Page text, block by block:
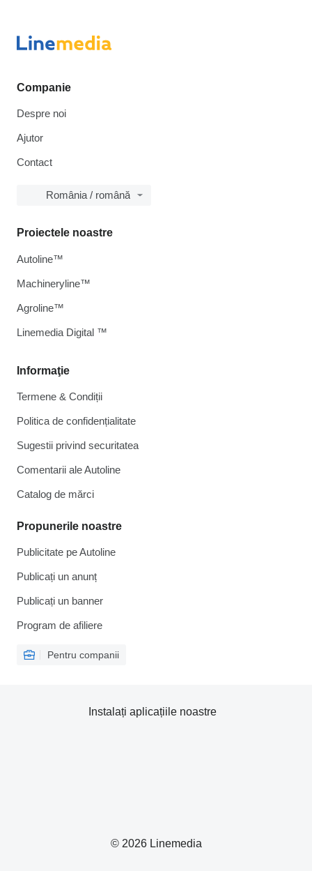
Companie
Despre noi
Ajutor
Contact
România / română
Informaţie
Termene & Condiții
Politica de confidențialitate
Sugestii privind securitatea
Comentarii ale Autoline
Catalog de mărcі
Propunerile noastre
Publicitate pe Autoline
Publicați un anunț
Publicați un banner
Program de afiliere
Pentru companii
Proiectele noastre
Autoline™
Machineryline™
Agroline™
Linemedia Digital ™
© 2026 Linemedia
Instalați aplicațiile noastre